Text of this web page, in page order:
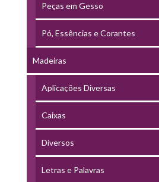
Peças em Gesso
Pó, Essências e Corantes
Madeiras
Aplicações Diversas
Caixas
Diversos
Letras e Palavras